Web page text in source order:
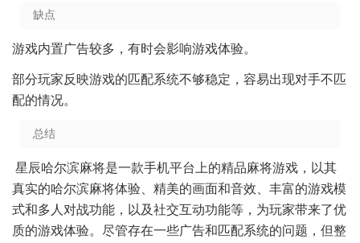
缺点
游戏内置广告较多，有时会影响游戏体验。
部分玩家反映游戏的匹配系统不够稳定，容易出现对手不匹
配的情况。
总结
星辰哈尔滨麻将是一款手机平台上的精品麻将游戏，以其
真实的哈尔滨麻将体验、精美的画面和音效、丰富的游戏模
式和多人对战功能，以及社交互动功能等，为玩家带来了优
质的游戏体验。尽管存在一些广告和匹配系统的问题，但整